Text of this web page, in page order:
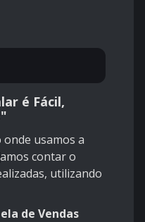
é Fácil,
usamos a
contar o
utilizando
de Vendas